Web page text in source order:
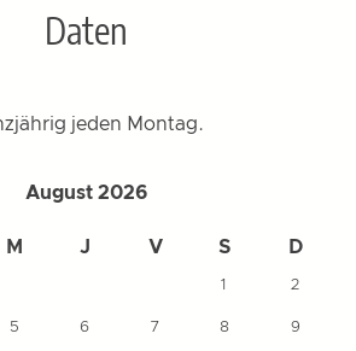
Daten
jeden Montag.
August 2026
M J V S D
1 2
5 6 7 8 9